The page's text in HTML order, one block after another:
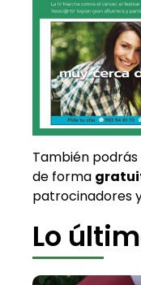
También
de forma
patrocinadores
Lo